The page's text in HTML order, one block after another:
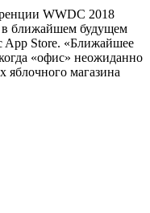
WWDC 2018
в ближайшем будущем
App Store. «Ближайшее
«офис» неожиданно
яблочного магазина